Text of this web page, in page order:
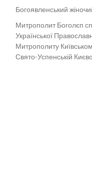
Богоявленський
Митрополит Боголєп
Української
Митрополиту
Свято-Успенській